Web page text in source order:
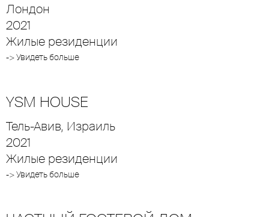
Лондон
2021
Жилые резиденции
-> Увидеть больше
YSM HOUSE
Тель-Авив, Израиль
2021
Жилые резиденции
-> Увидеть больше